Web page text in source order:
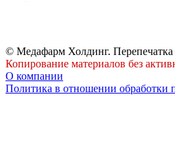
© Медафарм Холдинг. Перепечатка
Копирование материалов без
О компании
Политика в отношении обработки